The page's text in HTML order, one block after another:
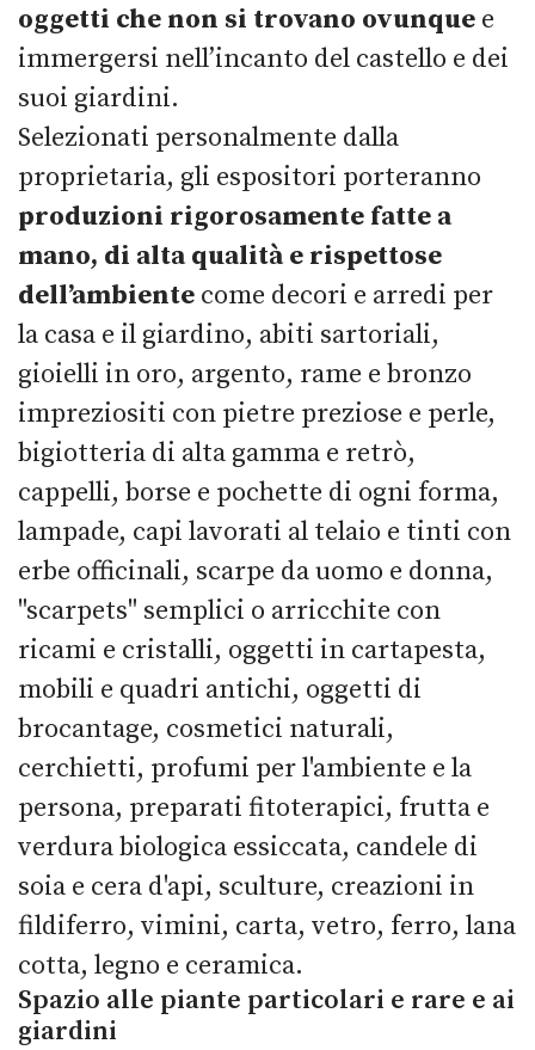
oggetti che non si trovano ovunque e
immergersi nell’incanto del castello e dei
suoi giardini.
Selezionati personalmente dalla
proprietaria, gli espositori porteranno
produzioni rigorosamente fatte a
mano, di alta qualità e rispettose
dell’ambiente come decori e arredi per
la casa e il giardino, abiti sartoriali,
gioielli in oro, argento, rame e bronzo
impreziositi con pietre preziose e perle,
bigiotteria di alta gamma e retrò,
cappelli, borse e pochette di ogni forma,
lampade, capi lavorati al telaio e tinti con
erbe officinali, scarpe da uomo e donna,
"scarpets" semplici o arricchite con
ricami e cristalli, oggetti in cartapesta,
mobili e quadri antichi, oggetti di
brocantage, cosmetici naturali,
cerchietti, profumi per l'ambiente e la
persona, preparati fitoterapici, frutta e
verdura biologica essiccata, candele di
soia e cera d'api, sculture, creazioni in
fildiferro, vimini, carta, vetro, ferro, lana
cotta, legno e ceramica.
Spazio alle piante particolari e rare e ai
giardini